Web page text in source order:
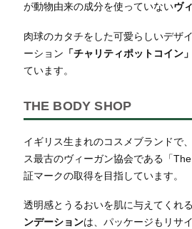
が動物由来の成分を使っていないヴ
肉球のカタチをした可愛らしいデザ
ーション 「チャリティポットコイン」
ています。
THE BODY SHOP
イギリス生まれのコスメブランドで
ス最古のヴィーガン協会である「
証マークの取得を目指しています。
透明感とうるおいを肌に与えてくれる
ンデーションは、パッケージもリサ